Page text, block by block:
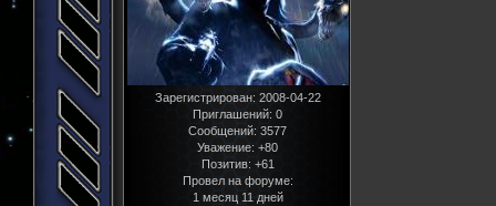
Зарегистрирован: 2008-04-22
Приглашений: 0
Сообщений: 3577
Уважение: +80
Позитив: +61
Провел на форуме:
1 месяц 11 дней